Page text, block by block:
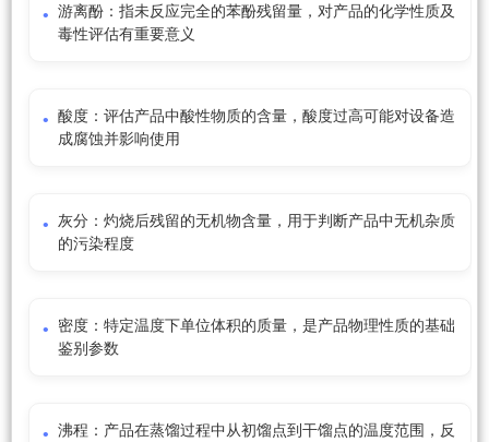
游离酚：指未反应完全的苯酚残留量，对产品的化学性质及
毒性评估有重要意义
酸度：评估产品中酸性物质的含量，酸度过高可能对设备造
成腐蚀并影响使用
灰分：灼烧后残留的无机物含量，用于判断产品中无机杂质
的污染程度
密度：特定温度下单位体积的质量，是产品物理性质的基础
鉴别参数
沸程：产品在蒸馏过程中从初馏点到干馏点的温度范围，反